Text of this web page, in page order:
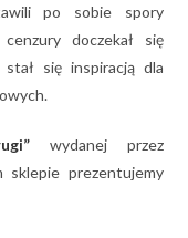
po sobie spory
doczekał się
stał się inspiracją dla
wydanej przez
sklepie prezentujemy